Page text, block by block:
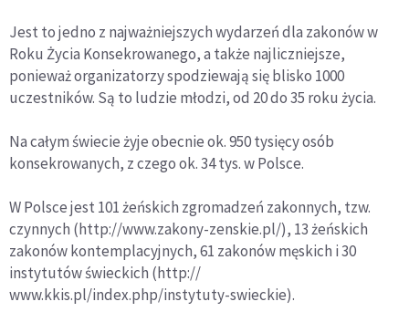
Jest to jedno z najważniejszych wydarzeń dla zakonów w
Roku Życia Konsekrowanego, a także najliczniejsze,
ponieważ organizatorzy spodziewają się blisko 1000
uczestników. Są to ludzie młodzi, od 20 do 35 roku życia.
Na całym świecie żyje obecnie ok. 950 tysięcy osób
konsekrowanych, z czego ok. 34 tys. w Polsce.
W Polsce jest 101 żeńskich zgromadzeń zakonnych, tzw.
czynnych (http://www.zakony-zenskie.pl/), 13 żeńskich
zakonów kontemplacyjnych, 61 zakonów męskich i 30
instytutów świeckich (http://
www.kkis.pl/index.php/instytuty-swieckie).